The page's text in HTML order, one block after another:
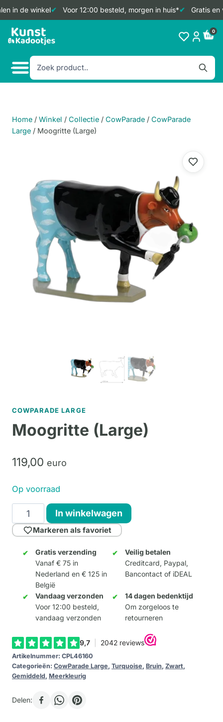
in de winkel Voor 12:00 besteld, morgen in huis* Gratis en
Doorgaan
naar
0
Home / Winkel / Collectie / CowParade / CowParade
Large / Moogritte (Large)
COWPARADE LARGE
Moogritte (Large)
119,00 euro
Op voorraad
Moogritte
(Large)
aantal
In winkelwagen
Markeren als favoriet
Gratis verzending
Vanaf € 75 in
Nederland en € 125 in
België
Veilig betalen
Creditcard, Paypal,
Bancontact of iDEAL
Vandaag verzonden
Voor 12:00 besteld,
vandaag verzonden
14 dagen bedenktijd
Om zorgeloos te
retourneren
Artikelnummer: CPL46160
Categorieën: CowParade Large, Turquoise, Bruin, Zwart,
Gemiddeld, Meerkleurig
Delen: